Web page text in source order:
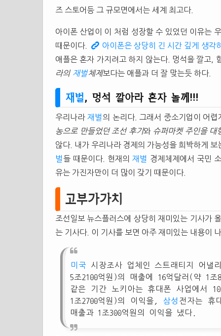
즈 스토어등 그 규모면에서는 세계 최고다.
아이폰 산업이 이 처럼 성장할 수 있었던 이유는
때문이다.
아이폰은 상당히 긴 시간 깊게 생각
애플은 혼자 가지려고 하지 않는다. 멍석을 깔고,
라의 재벌체제보다는 애플과 더 잘 맞는듯 하다.
재벌, 멍석 깔아라 혼자 놀께!!!
우리나라 재벌 의 논리다. 그래서 중소기업이 어
농으로 만들었던 조선 후기와 슈퍼마켓 주인을 대
않다. 내가 우리나라 경제의 가능성을 희박하게
벌 들 때문이다. 현재의 재벌 경제체제에서 국민
유는 가진자만이 더 많이 갖기 때문이다.
고부가가치
조선일보 뉴스플러스에 상당히 재미있는 기사가
는 기사다. 이 기사를 보면 아주 재미있는 내용이
미국
시장조사 업체인 스트래티지 어낼
5조2100억원)의 매출에 16억달러(약 1
같은 기간 노키아는 휴대폰 사업에서
1조2700억원)의 이익을, 삼성 전자는 휴
매출과 1조300억원의 이익을 냈다.